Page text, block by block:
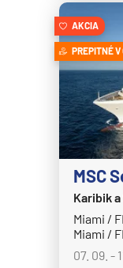
Holland
MS
MS
MS
MS
MS
MS
MS
MS
MS
AKCIA
PREPITNÉ V
MSC
Karibik
Miami /
Miami /
07. 09. -